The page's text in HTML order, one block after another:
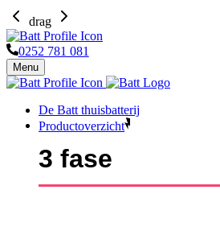
drag
0252 781 081
Menu
De Batt thuisbatterij
Productoverzicht
3 fase